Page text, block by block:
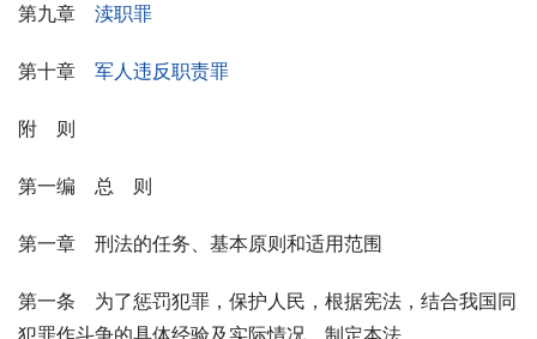
第九章 渎职罪
第十章 军人违反职责罪
附　则
第一编　总　则
第一章　刑法的任务、基本原则和适用范围
第一条　为了惩罚犯罪，保护人民，根据宪法，结合我国同
犯罪作斗争的具体经验及实际情况，制定本法。